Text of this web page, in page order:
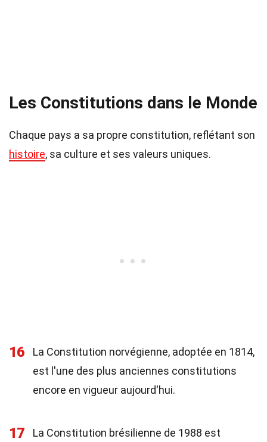
Les Constitutions dans le Monde
Chaque pays a sa propre constitution, reflétant son
histoire, sa culture et ses valeurs uniques.
16
La Constitution norvégienne, adoptée en 1814,
est l'une des plus anciennes constitutions
encore en vigueur aujourd'hui.
17
La Constitution brésilienne de 1988 est